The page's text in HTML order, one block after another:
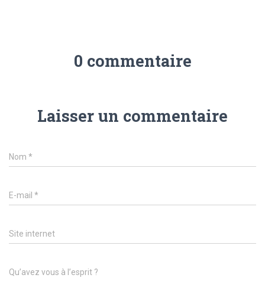
0 commentaire
Laisser un commentaire
Nom *
E-mail *
Site internet
Qu’avez vous à l’esprit ?